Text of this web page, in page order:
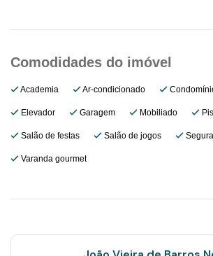
Academia Ar-condicionado
Elevador Garagem Mobiliado
Salão de festas Salão de jogos
Varanda gourmet